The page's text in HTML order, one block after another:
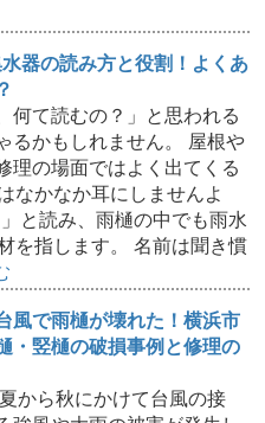
器の読み方と役割！よくあ
何て読むの？」と思われる
るかもしれません。 屋根や
理の場面ではよく出てくる
なかなか耳にしませんよ
と読み、雨樋の中でも雨水
を指します。 名前は聞き慣
風で雨樋が壊れた！横浜市
・竪樋の破損事例と修理の
から秋にかけて台風の接